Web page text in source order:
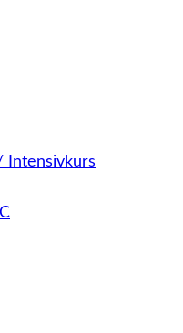
Intensivkurs